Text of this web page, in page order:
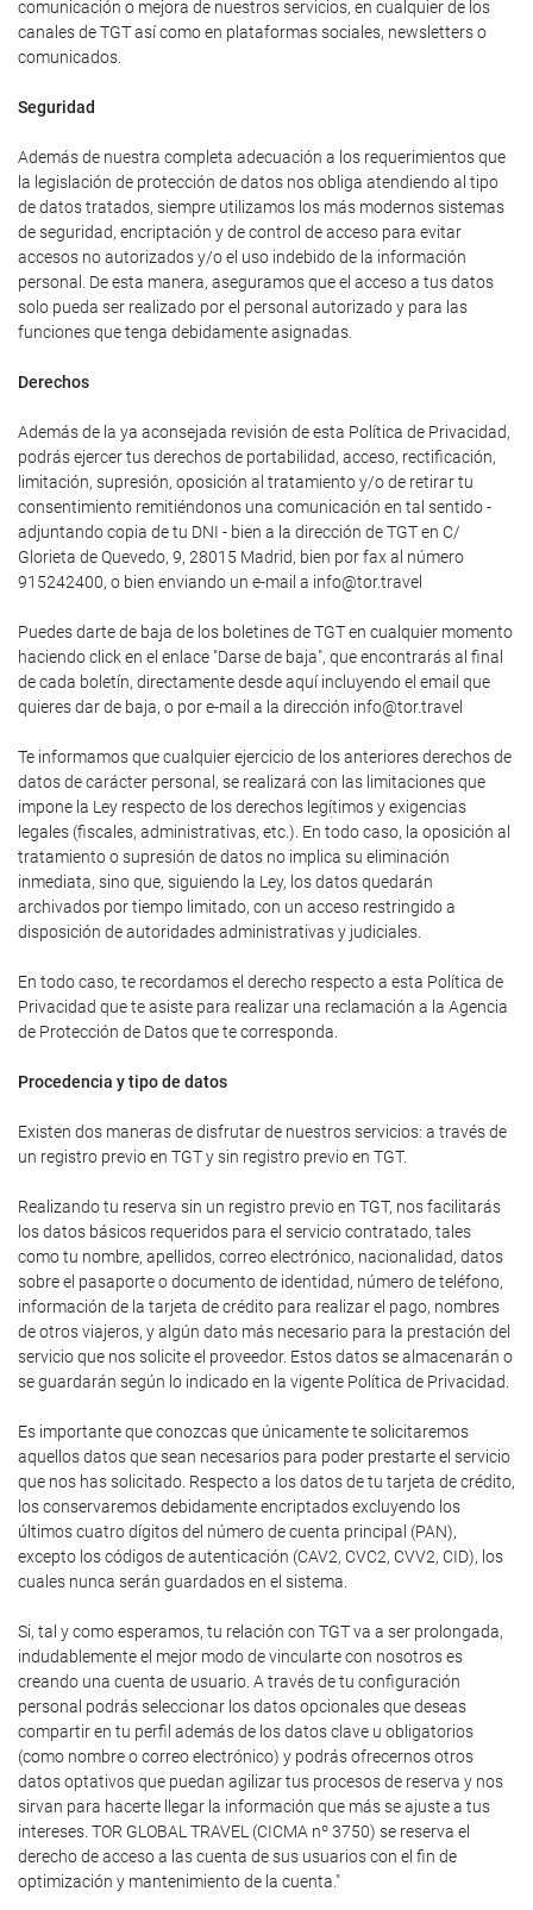
comunicación o mejora de nuestros servicios, en cualquier de los
canales de TGT así como en plataformas sociales, newsletters o
comunicados.
Seguridad
Además de nuestra completa adecuación a los requerimientos que
la legislación de protección de datos nos obliga atendiendo al tipo
de datos tratados, siempre utilizamos los más modernos sistemas
de seguridad, encriptación y de control de acceso para evitar
accesos no autorizados y/o el uso indebido de la información
personal. De esta manera, aseguramos que el acceso a tus datos
solo pueda ser realizado por el personal autorizado y para las
funciones que tenga debidamente asignadas.
Derechos
Además de la ya aconsejada revisión de esta Política de Privacidad,
podrás ejercer tus derechos de portabilidad, acceso, rectificación,
limitación, supresión, oposición al tratamiento y/o de retirar tu
consentimiento remitiéndonos una comunicación en tal sentido -
adjuntando copia de tu DNI - bien a la dirección de TGT en C/
Glorieta de Quevedo, 9, 28015 Madrid, bien por fax al número
915242400, o bien enviando un e-mail a info@tor.travel
Puedes darte de baja de los boletines de TGT en cualquier momento
haciendo click en el enlace "Darse de baja", que encontrarás al final
de cada boletín, directamente desde aquí incluyendo el email que
quieres dar de baja, o por e-mail a la dirección info@tor.travel
Te informamos que cualquier ejercicio de los anteriores derechos de
datos de carácter personal, se realizará con las limitaciones que
impone la Ley respecto de los derechos legítimos y exigencias
legales (fiscales, administrativas, etc.). En todo caso, la oposición al
tratamiento o supresión de datos no implica su eliminación
inmediata, sino que, siguiendo la Ley, los datos quedarán
archivados por tiempo limitado, con un acceso restringido a
disposición de autoridades administrativas y judiciales.
En todo caso, te recordamos el derecho respecto a esta Política de
Privacidad que te asiste para realizar una reclamación a la Agencia
de Protección de Datos que te corresponda.
Procedencia y tipo de datos
Existen dos maneras de disfrutar de nuestros servicios: a través de
un registro previo en TGT y sin registro previo en TGT.
Realizando tu reserva sin un registro previo en TGT, nos facilitarás
los datos básicos requeridos para el servicio contratado, tales
como tu nombre, apellidos, correo electrónico, nacionalidad, datos
sobre el pasaporte o documento de identidad, número de teléfono,
información de la tarjeta de crédito para realizar el pago, nombres
de otros viajeros, y algún dato más necesario para la prestación del
servicio que nos solicite el proveedor. Estos datos se almacenarán o
se guardarán según lo indicado en la vigente Política de Privacidad.
Es importante que conozcas que únicamente te solicitaremos
aquellos datos que sean necesarios para poder prestarte el servicio
que nos has solicitado. Respecto a los datos de tu tarjeta de crédito,
los conservaremos debidamente encriptados excluyendo los
últimos cuatro dígitos del número de cuenta principal (PAN),
excepto los códigos de autenticación (CAV2, CVC2, CVV2, CID), los
cuales nunca serán guardados en el sistema.
Si, tal y como esperamos, tu relación con TGT va a ser prolongada,
indudablemente el mejor modo de vincularte con nosotros es
creando una cuenta de usuario. A través de tu configuración
personal podrás seleccionar los datos opcionales que deseas
compartir en tu perfil además de los datos clave u obligatorios
(como nombre o correo electrónico) y podrás ofrecernos otros
datos optativos que puedan agilizar tus procesos de reserva y nos
sirvan para hacerte llegar la información que más se ajuste a tus
intereses. TOR GLOBAL TRAVEL (CICMA nº 3750) se reserva el
derecho de acceso a las cuenta de sus usuarios con el fin de
optimización y mantenimiento de la cuenta."